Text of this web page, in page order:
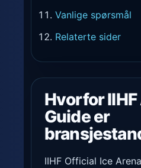
Vanlige spørsmål
Relaterte sider
Hvorfor
Guide er
IIHF Official Ice